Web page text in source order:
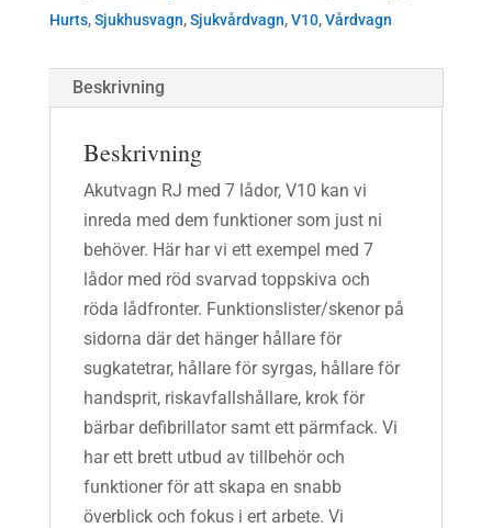
Hurts,Sjukhusvagn,Sjukvårdvagn,V10,Vårdvagn
Beskrivning
Beskrivning
Akutvagn RJ med 7 lådor, V10 kan vi
inreda med dem funktioner som just ni
behöver. Här har vi ett exempel med 7
lådor med röd svarvad toppskiva och
röda lådfronter. Funktionslister/skenor på
sidorna där det hänger hållare för
sugkatetrar, hållare för syrgas, hållare för
handsprit, riskavfallshållare, krok för
bärbar defibrillator samt ett pärmfack. Vi
har ett brett utbud av tillbehör och
funktioner för att skapa en snabb
överblick och fokus i ert arbete. Vi